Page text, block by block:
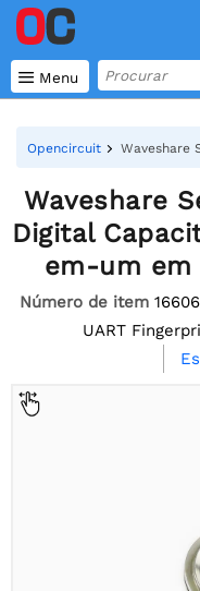
 Menu
Opencircuit Waveshare
Waveshare
Digital
em-um em
Número de item 16606
UART